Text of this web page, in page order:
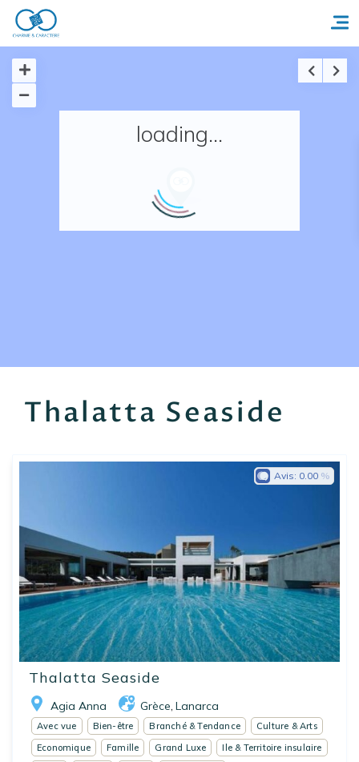
Accueil
Nos adresses en France
loading...
Thalatta Seaside
Thalatta Seaside
Agia Anna Grèce Lanarca
Avis: 0.00
Avec vue Bien-être Branché & Tendance
Culture & Arts
Economique
Famille Grand Luxe
Ile & Territoire insulaire